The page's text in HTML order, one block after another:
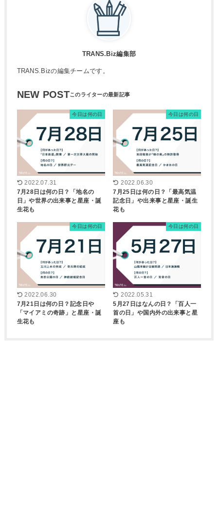
TRANS.Biz編集部
TRANS.Bizの編集チームです。
NEW POST
今日は何の日
2022.07.31
7月28日は何の日？「地名の
日」や世界の出来事と星座・誕
生花も
今日は何の日
2022.06.30
7月25日は何の日？「最高気温
記念日」や出来事と星座・誕生
花も
今日は何の日
2022.06.30
7月21日は何の日？記念日や
「マイアミの奇跡」と星座・誕
生花も
今日は何の日
2022.05.31
5月27日はなんの日？「百人一
首の日」や国内外の出来事と星
座も